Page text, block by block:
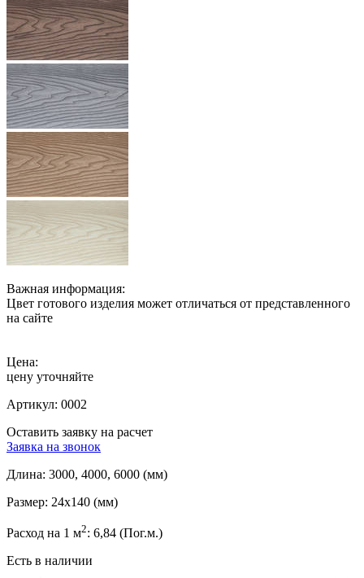
Важная информация:
Цвет готового изделия может отличаться от представленного
на сайте
Цена:
цену уточняйте
Артикул: 0002
Оставить заявку на расчет
Заявка на звонок
Длина: 3000, 4000, 6000 (мм)
Размер: 24x140 (мм)
Расход на 1 м2: 6,84 (Пог.м.)
Есть в наличии